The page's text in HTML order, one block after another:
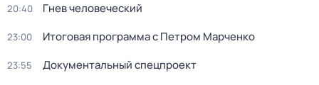
20:40 Гнев человеческий
23:00 Итоговая программа с Петром Марченко
23:55 Документальный спецпроект